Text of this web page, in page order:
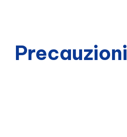
Precauzioni